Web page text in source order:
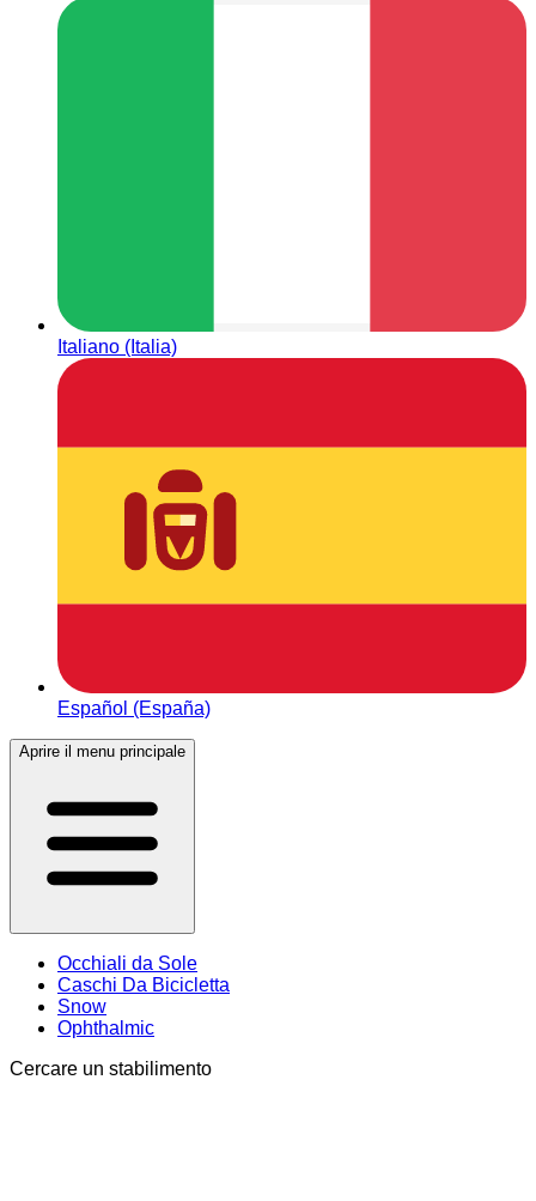
Italiano (Italia)
Español (España)
Aprire il menu principale
Occhiali da Sole
Caschi Da Bicicletta
Snow
Ophthalmic
Cercare un stabilimento